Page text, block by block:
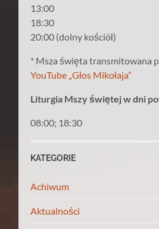
13:00
18:30
20:00 (dolny kościół)
* Msza święta transmitowana
YouTube „Głos Mikołaja”
Liturgia Mszy świętej w dni
08:00; 18:30
KATEGORIE
Achiwum
Aktualności